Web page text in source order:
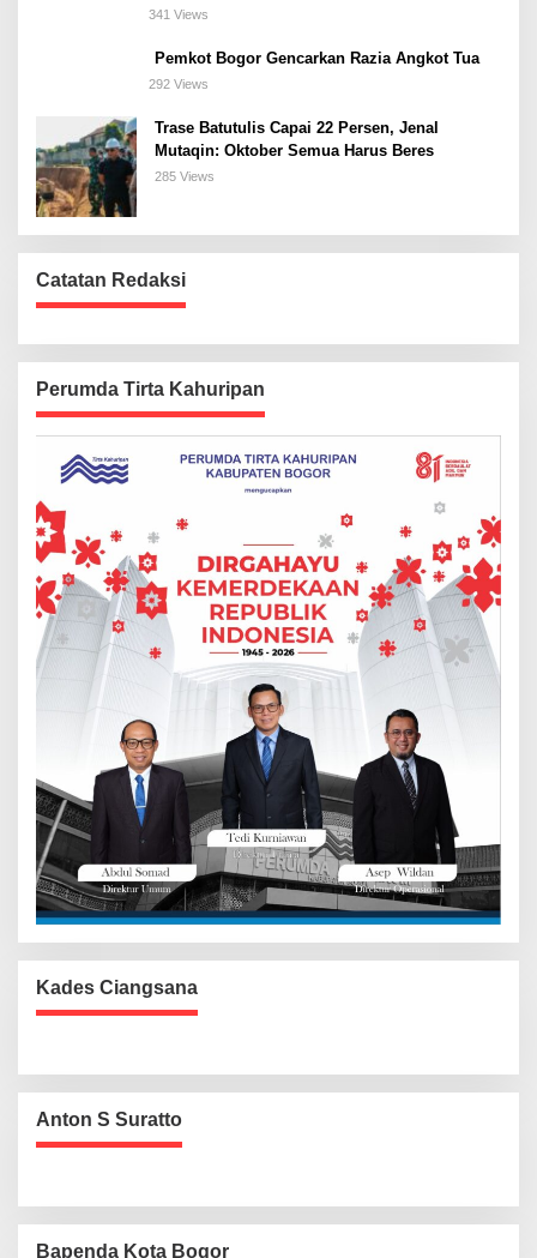
Bogor Selatan
341 Views
Pemkot Bogor Gencarkan Razia Angkot Tua
292 Views
Trase Batutulis Capai 22 Persen, Jenal
Mutaqin: Oktober Semua Harus Beres
285 Views
Catatan Redaksi
Perumda Tirta Kahuripan
Kades Ciangsana
Anton S Suratto
Bapenda Kota Bogor